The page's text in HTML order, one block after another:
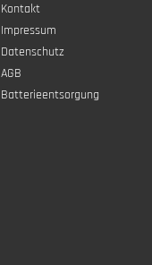
Kontakt
Impressum
Datenschutz
AGB
Batterieentsorgung